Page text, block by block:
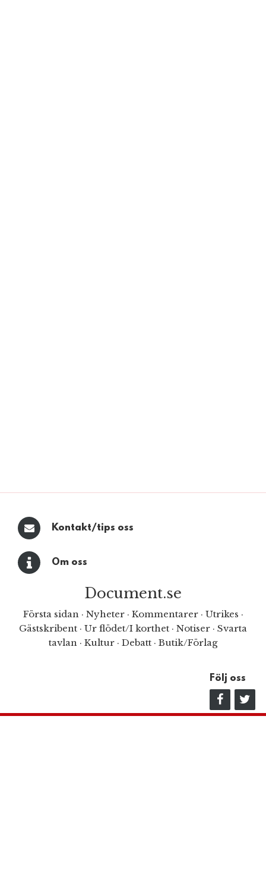
Kontakt/tips oss
Om oss
Document.se
Första sidan· Nyheter· Kommentarer· Utrikes ·
Gästskribent · Ur flödet/I korthet · Notiser · Svarta
tavlan · Kultur · Debatt · Butik/Förlag
Följ oss